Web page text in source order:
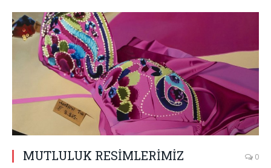
MUTLULUK RESİMLERİMİZ 0